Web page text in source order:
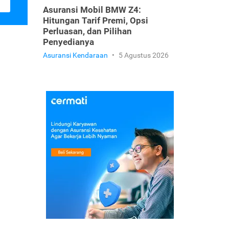
Asuransi Mobil BMW Z4:
Hitungan Tarif Premi, Opsi
Perluasan, dan Pilihan
Penyedianya
Asuransi Kendaraan • 5 Agustus 2026